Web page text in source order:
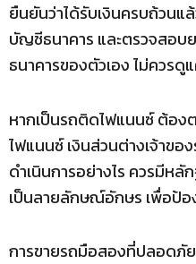
ยืนยันว่าได้รับเงินครบถ้วนแ
บัญชีธนาคาร และตรวจสอบ
ธนาคารของตัวเอง ไม่ควร
หากเป็นรถติดไฟแนนซ์ ต้อง
ไฟแนนซ์ เงินส่วนต่างเจ้าของ
ดำเนินการอย่างไร ควรมีหลั
เป็นลายลักษณ์อักษร เพื่อป้
การขายรถมือสองที่ปลอดภั